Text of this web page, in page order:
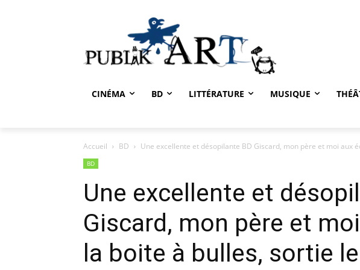
CINÉMA BD LITTÉRATURE MUSIQUE
Accueil BD Une excellente et désopilante BD Giscard, mon père et moi aux
BD
Une excellente et
Giscard, mon père et
la boite à bulles, sortie